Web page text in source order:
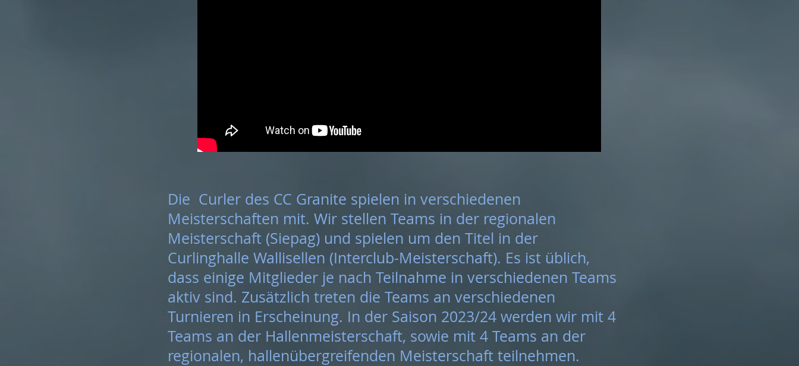
Die Curler des CC Granite spielen in verschiedenen
Meisterschaften mit. Wir stellen Teams in der regionalen
Meisterschaft (Siepag) und spielen um den Titel in der
Curlinghalle Wallisellen (Interclub-Meisterschaft). Es ist üblich,
dass einige Mitglieder je nach Teilnahme in verschiedenen Teams
aktiv sind. Zusätzlich treten die Teams an verschiedenen
Turnieren in Erscheinung. In der Saison 2023/24 werden wir mit 4
Teams an der Hallenmeisterschaft, sowie mit 4 Teams an der
regionalen, hallenübergreifenden Meisterschaft teilnehmen.